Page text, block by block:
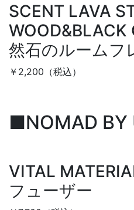
SCENT LAVA
WOOD&BLACK
然石のルームフ
￥2,200（税込）
■NOMAD BY
VITAL
フューザー